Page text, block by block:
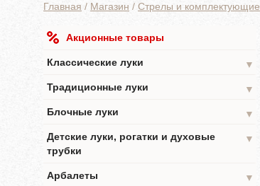
Главная / Магазин / Стрелы и комплектующие
Акционные товары
Классические луки
▼
Традиционные луки
▼
Блочные луки
▼
Детские луки, рогатки и духовые
трубки
▼
Арбалеты
▼